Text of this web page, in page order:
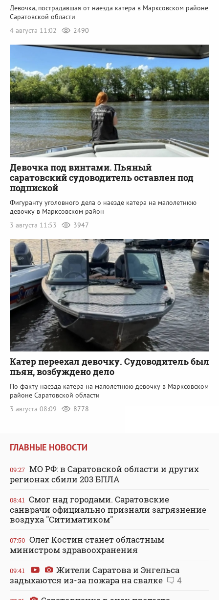
Девочка, пострадавшая от наезда катера в Марксовском районе
Саратовской области
4 августа 11:02
2490
Девочка под винтами. Пьяный
саратовский судоводитель оставлен под
подпиской
Фигуранту уголовного дела о наезде катера на малолетнюю
девочку в Марксовском район
3 августа 11:53
3947
Катер переехал девочку. Судоводитель был
пьян, возбуждено дело
По факту наезда катера на малолетнюю девочку в Марксовском
районе Саратовской области
3 августа 08:09
8778
ГЛАВНЫЕ НОВОСТИ
09:27 МО РФ: в Саратовской области и других
регионах сбили 203 БПЛА
08:41 Смог над городами. Саратовские
санврачи официально признали загрязнение
воздуха "Ситиматиком"
07:50 Олег Костин станет областным
министром здравоохранения
09:41
Жители Саратова и Энгельса
задыхаются из-за пожара на свалке
4